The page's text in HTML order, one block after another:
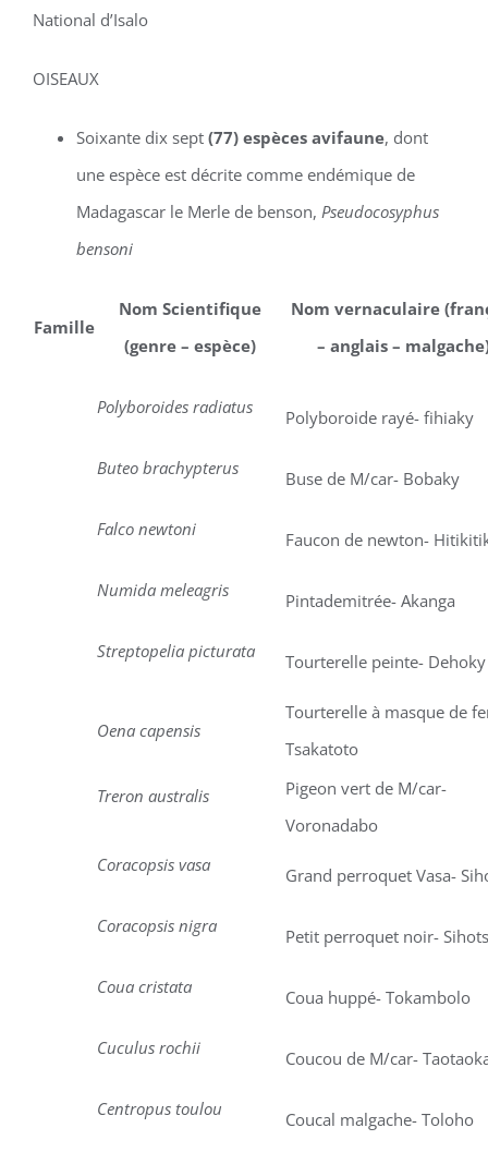
National d’Isalo
OISEAUX
Soixante dix sept (77) espèces avifaune, dont
une espèce est décrite comme endémique de
Madagascar le Merle de benson, Pseudocosyphus
bensoni
Famille
Nom Scientifique
(genre – espèce)
Nom vernaculaire
– anglais –
Polyboroides radiatus Polyboroide rayé- fihiaky
Buteo brachypterus Buse de M/car- Bobaky
Falco newtoni Faucon de newton-
Numida meleagris Pintademitrée- Akanga
Streptopelia picturata Tourterelle peinte- Dehoky
Oena capensis
Tourterelle à masque de
Tsakatoto
Treron australis
Pigeon vert de M/car-
Voronadabo
Coracopsis vasa
Grand perroquet Vasa-
Coracopsis nigra Petit perroquet noir-
Coua cristata Coua huppé- Tokambolo
Cuculus rochii Coucou de M/car-
Centropus toulou Coucal malgache- Toloho